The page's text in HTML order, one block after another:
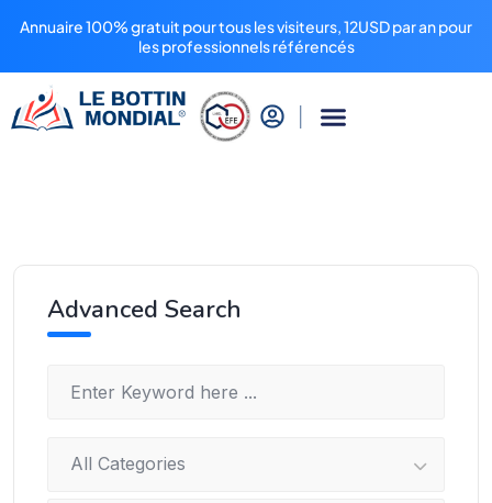
Annuaire 100% gratuit pour tous les visiteurs, 12USD par an pour
les professionnels référencés
Advanced Search
All Categories